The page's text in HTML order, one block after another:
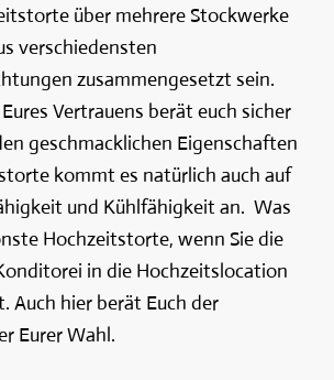
über mehrere Stockwerke
verschiedensten
zusammengesetzt sein.
Vertrauens berät euch sicher
geschmacklichen Eigenschaften
kommt es natürlich auch auf
und Kühlfähigkeit an. Was
Hochzeitstorte, wenn Sie die
in die Hochzeitslocation
Auch hier berät Euch der
Eurer Wahl.